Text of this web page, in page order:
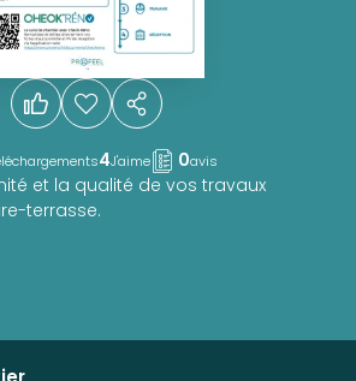
4J'aime 0avis
et la qualité de vos travaux
terrasse.